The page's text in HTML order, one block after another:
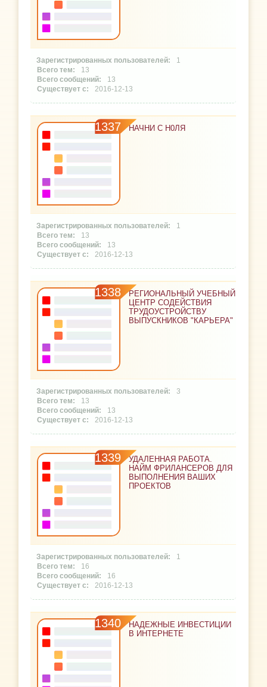
1
13
13
2016-12-13
1337 НАЧНИ С Н0ЛЯ
1
13
13
2016-12-13
1338
РЕГИОНАЛЬНЫЙ УЧЕБНЫЙ
ЦЕНТР СОДЕЙСТВИЯ
ТРУДОУСТРОЙСТВУ
ВЫПУСКНИКОВ "КАРЬЕРА"
3
13
13
2016-12-13
1339
УДАЛЕННАЯ РАБОТА.
НАЙМ ФРИЛАНСЕРОВ ДЛЯ
ВЫПОЛНЕНИЯ ВАШИХ
ПРОЕКТОВ
1
16
16
2016-12-13
1340
НАДЕЖНЫЕ ИНВЕСТИЦИИ
В ИНТЕРНЕТЕ